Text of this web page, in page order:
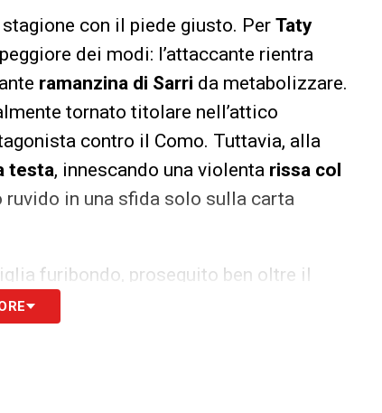
con il piede giusto. Per Taty
dei modi: l’attaccante rientra
ramanzina di Sarri da metabolizzare.
tornato titolare nell’attico
contro il Como. Tuttavia, alla
testa, innescando una violenta rissa col
ruvido in una sfida solo sulla carta
furibondo, proseguito ben oltre il
sono addirittura